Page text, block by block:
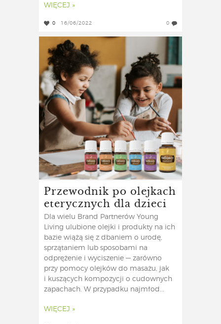
WIĘCEJ »
0 16/06/2022 0
Przewodnik po olejkach
eterycznych dla dzieci
Dla wielu Brand Partnerów Young
Living ulubione olejki i produkty na ich
bazie wiążą się z dbaniem o urodę,
sprzątaniem lub sposobami na
odprężenie i wyciszenie — zarówno
przy pomocy olejków do masażu, jak
i kuszących kompozycji o cudownych
zapachach. W przypadku najmłod...
WIĘCEJ »